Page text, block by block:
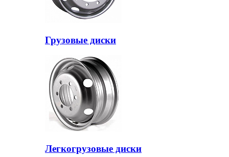
Грузовые диски
Легкогрузовые диски